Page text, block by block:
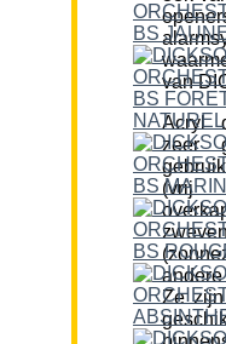
van
Acryl
zeer
Ze